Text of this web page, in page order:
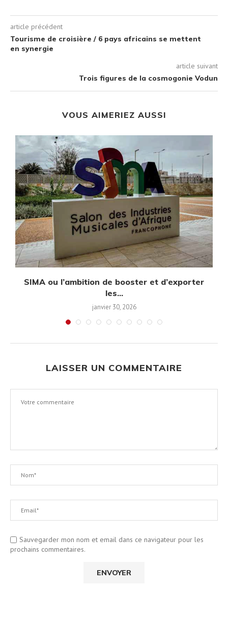
article précédent
Tourisme de croisière / 6 pays africains se mettent
en synergie
article suivant
Trois figures de la cosmogonie Vodun
VOUS AIMERIEZ AUSSI
SIMA ou l’ambition de booster et d’exporter
les...
janvier 30, 2026
LAISSER UN COMMENTAIRE
Sauvegarder mon nom et email dans ce navigateur pour les
prochains commentaires.